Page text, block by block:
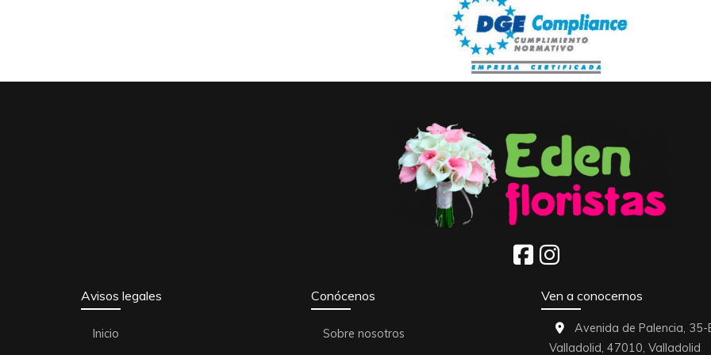
Avisos legales
Inicio
Conócenos
Sobre nosotros
Ven a conocernos
Avenida de Palencia, 35-
Valladolid, 47010, Valladolid